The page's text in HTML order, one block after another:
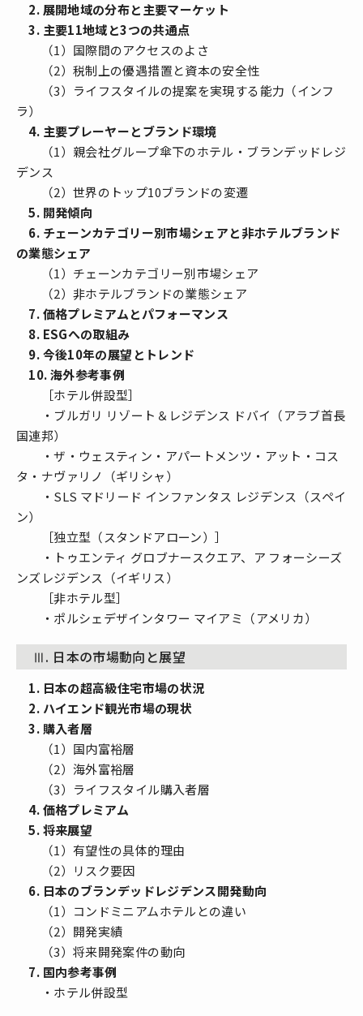
2. 展開地域の分布と主要マーケット
3. 主要11地域と3つの共通点
（1）国際間のアクセスのよさ
（2）税制上の優遇措置と資本の安全性
（3）ライフスタイルの提案を実現する能力（インフ
ラ）
4. 主要プレーヤーとブランド環境
（1）親会社グループ傘下のホテル・ブランデッドレジ
デンス
（2）世界のトップ10ブランドの変遷
5. 開発傾向
6. チェーンカテゴリー別市場シェアと非ホテルブランド
の業態シェア
（1）チェーンカテゴリー別市場シェア
（2）非ホテルブランドの業態シェア
7. 価格プレミアムとパフォーマンス
8. ESGへの取組み
9. 今後10年の展望とトレンド
10. 海外参考事例
［ホテル併設型］
・ブルガリ リゾート＆レジデンス ドバイ（アラブ首長
国連邦）
・ザ・ウェスティン・アパートメンツ・アット・コス
タ・ナヴァリノ（ギリシャ）
・SLS マドリード インファンタス レジデンス（スペイ
ン）
［独立型（スタンドアローン）］
・トゥエンティ グロブナースクエア、ア フォーシーズ
ンズレジデンス（イギリス）
［非ホテル型］
・ポルシェデザインタワー マイアミ（アメリカ）
Ⅲ. 日本の市場動向と展望
1. 日本の超高級住宅市場の状況
2. ハイエンド観光市場の現状
3. 購入者層
（1）国内富裕層
（2）海外富裕層
（3）ライフスタイル購入者層
4. 価格プレミアム
5. 将来展望
（1）有望性の具体的理由
（2）リスク要因
6. 日本のブランデッドレジデンス開発動向
（1）コンドミニアムホテルとの違い
（2）開発実績
（3）将来開発案件の動向
7. 国内参考事例
・ホテル併設型